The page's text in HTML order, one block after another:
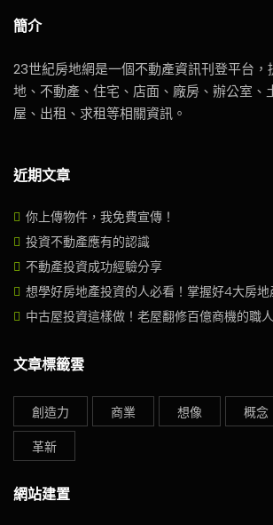
簡介
23世紀房地網是一個不動產資訊刊登平台
地、不動產、住宅、店面、廠房、辦公室、
屋、出租、求租等相關資訊。
近期文章
你上傳物件，我免費宣傳！
投資不動產應有的認識
不動產投資成功經驗分享
想學好房地產投資的人必看！掌握好4大房
中古屋投資這樣做！老屋翻修百億商機的職
文章標籤雲
創造力 商業 想像 概念
革新
網站建置